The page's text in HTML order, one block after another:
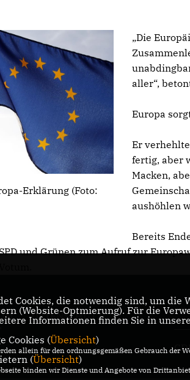
Erklärung (Foto:
Die
aller“,
Europa
Er
fertig, aber
Macken,
aushöhlen
Bereits
SPD und Grünen zum Aufruf zur
DATENSCHUTZ
Cookies, die notwendig sind, um
(Website-Optmierung). Für die
Informationen finden Sie in
Cookies (Übersicht)
allein für den ordnungsgemäßen Gebrauch der
(Übersicht)
binden wir Dienste und Angebote von